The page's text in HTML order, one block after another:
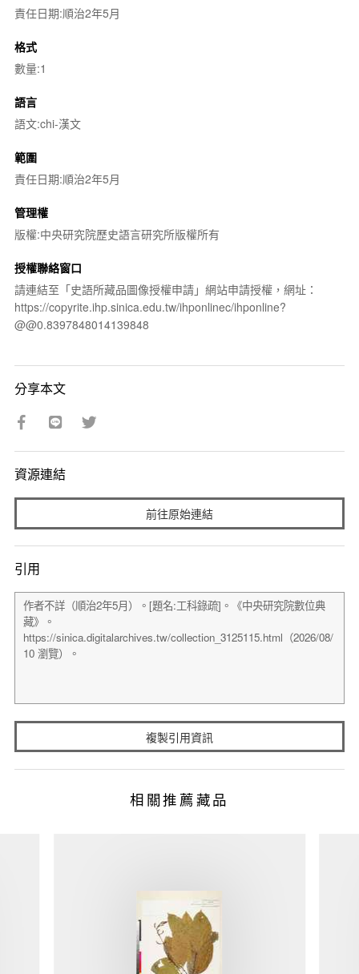
責任日期:順治2年5月
格式
數量:1
語言
語文:chi-漢文
範圍
責任日期:順治2年5月
管理權
版權:中央研究院歷史語言研究所版權所有
授權聯絡窗口
請連結至「史語所藏品圖像授權申請」網站申請授權，網址：
https://copyrite.ihp.sinica.edu.tw/ihponlinec/ihponline?
@@0.8397848014139848
分享本文
資源連結
前往原始連結
引用
複製引用資訊
相關推薦藏品